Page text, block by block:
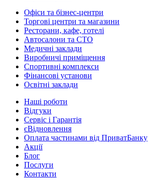
Офіси та бізнес-центри
Торгові центри та магазини
Ресторани, кафе, готелі
Автосалони та СТО
Медичні заклади
Виробничі приміщення
Спортивні комплекси
Фінансові установи
Освітні заклади
Наші роботи
Відгуки
Сервіс і Гарантія
єВідновлення
Оплата частинами від ПриватБанку
Акції
Блог
Послуги
Контакти